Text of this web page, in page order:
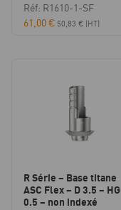
Réf: R1610-1-SF
61,00€ 50,83 € (HT)
R Série – Base titane
ASC Flex – D 3.5 – HG
0.5 – non indexé